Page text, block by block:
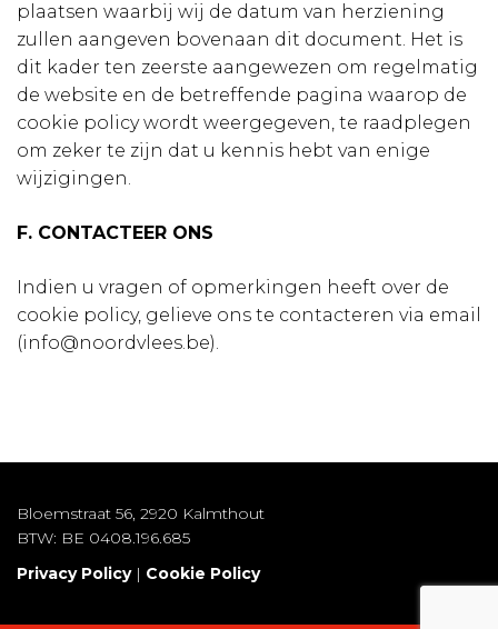
plaatsen waarbij wij de datum van herziening
zullen aangeven bovenaan dit document. Het is
dit kader ten zeerste aangewezen om regelmatig
de website en de betreffende pagina waarop de
cookie policy wordt weergegeven, te raadplegen
om zeker te zijn dat u kennis hebt van enige
wijzigingen.
F. CONTACTEER ONS
Indien u vragen of opmerkingen heeft over de
cookie policy, gelieve ons te contacteren via email
(info@noordvlees.be).
Bloemstraat 56, 2920 Kalmthout
BTW: BE 0408.196.685
Privacy Policy| Cookie Policy